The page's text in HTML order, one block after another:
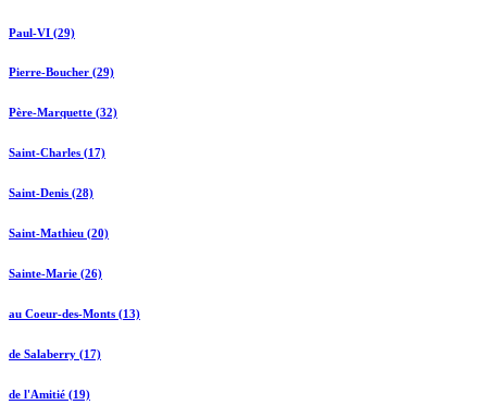
Paul-VI (29)
Pierre-Boucher (29)
Père-Marquette (32)
Saint-Charles (17)
Saint-Denis (28)
Saint-Mathieu (20)
Sainte-Marie (26)
au Coeur-des-Monts (13)
de Salaberry (17)
de l'Amitié (19)